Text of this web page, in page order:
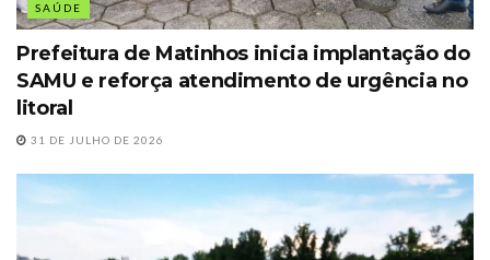
SAÚDE
Prefeitura de Matinhos inicia implantação do
SAMU e reforça atendimento de urgência no
litoral
31 DE JULHO DE 2026